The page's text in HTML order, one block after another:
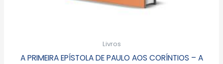
Livros
A PRIMEIRA EPÍSTOLA DE PAULO AOS CORÍNTIOS – A